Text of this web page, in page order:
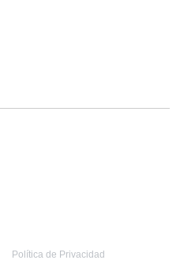
Política de Privacidad